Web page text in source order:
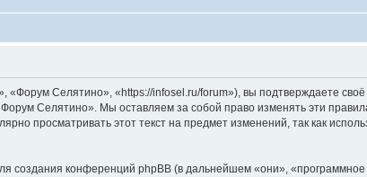
Селятино», «https://infosel.ru/forum»), вы подтверждаете
Селятино». Мы оставляем за собой право изменять эти
просматривать этот текст на предмет изменений, так как
конференций phpBB (в дальнейшем «они»,